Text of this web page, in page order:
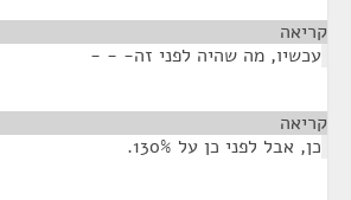
קריאה
עכשיו, מה שהיה לפני זה- - -
קריאה
כן, אבל לפני כן על 130%.